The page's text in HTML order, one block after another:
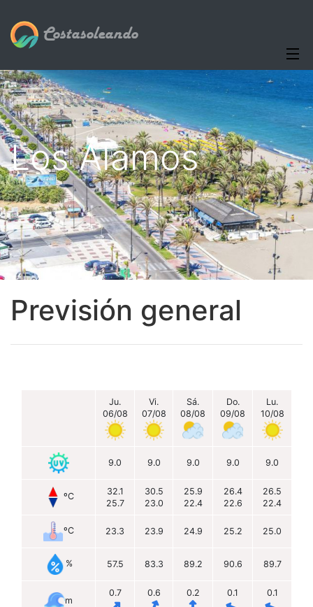
Costasoleando
Los Álamos
Previsión general
Ju.
06/08
Vi.
07/08
Sá.
08/08
Do.
09/08
Lu.
10/08
9.0 9.0 9.0 9.0 9.0
ºC
32.1
25.7
30.5
23.0
25.9
22.4
26.4
22.6
26.5
22.4
ºC 23.3 23.9 24.9 25.2 25.0
% 57.5 83.3 89.2 90.6 89.7
m
0.7 0.6 0.2 0.1 0.1